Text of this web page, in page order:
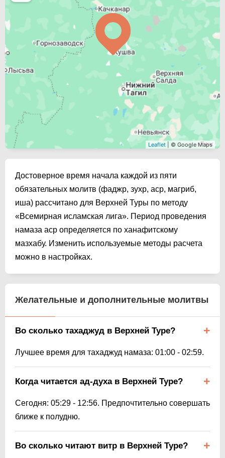
Leaflet | © Google Maps
Достоверное время начала каждой из пяти
обязательных молитв (фаджр, зухр, аср, магриб,
иша) рассчитано для Верхней Туры по методу
«Всемирная исламская лига». Период проведения
намаза аср определяется по ханафитскому
мазхабу. Изменить используемые методы расчета
можно в настройках.
Желательные и дополнительные молитвы
Во сколько тахаджуд в Верхней Туре?
Лучшее время для тахаджуд намаза: 01:00 - 02:59.
Когда читается ад-духа в Верхней Туре?
Сегодня: 05:29 - 12:56. Предпочтительно совершать
ближе к полудню.
Во сколько читают витр в Верхней Туре?